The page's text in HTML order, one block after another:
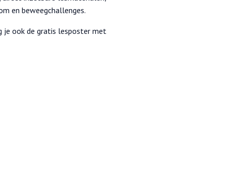
en beweegchallenges.
je ook de gratis lesposter met